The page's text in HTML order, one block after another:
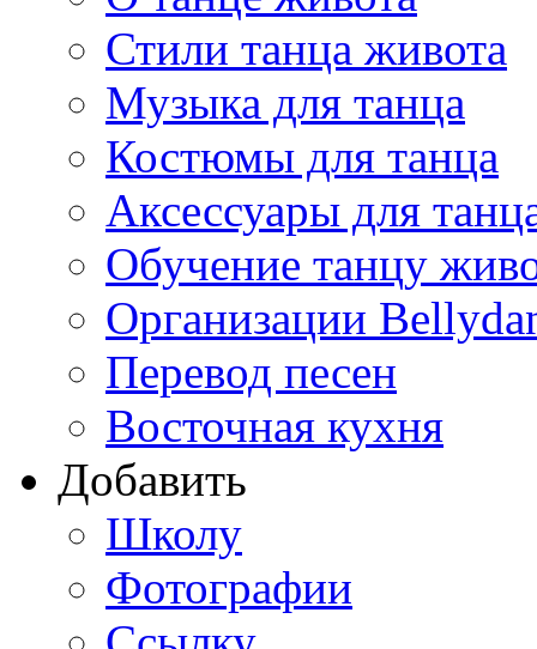
Стили танца живота
Музыка для танца
Костюмы для танца
Аксессуары для
Обучение танцу
Организации
Перевод песен
Восточная кухня
Добавить
Школу
Фотографии